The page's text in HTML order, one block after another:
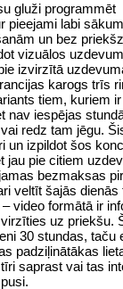
gluži programmēt
pieejami labi
un bez
vizuālos
izvirzītā
karogs trīs
tiem, kuriem
nav iespējas
redz tam jēgu.
un izpildot šos
jau pie citiem
bezmaksas
veltīt šajās dienās
video formātā ir
uz priekšu.
30 stundas, taču
padziļinātākas
saprast vai tas